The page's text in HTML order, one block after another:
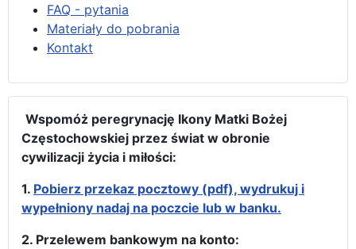
FAQ - pytania
Materiały do pobrania
Kontakt
Wspomóż peregrynację Ikony Matki Bożej
Częstochowskiej przez świat w obronie
cywilizacji życia i miłości:
1. Pobierz przekaz pocztowy (pdf), wydrukuj i
wypełniony nadaj na poczcie lub w banku.
2. Przelewem bankowym na konto: